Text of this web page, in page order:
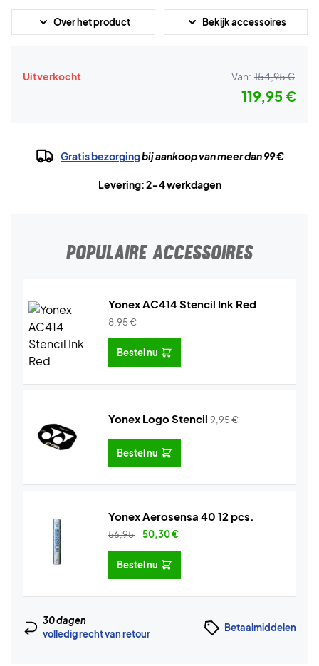
Over het product Bekijk accessoires
Uitverkocht Van: 154,95 €
119,95 €
Gratis bezorgingbij aankoop van meer dan 99 €
Levering: 2-4 werkdagen
POPULAIRE ACCESSOIRES
Yonex AC414 Stencil Ink Red
8,95€
Bestel nu
Yonex Logo Stencil 9,95€
Bestel nu
Yonex Aerosensa 40 12 pcs.
56,95 50,30€
Bestel nu
30 dagen
volledig recht van retour
Betaalmiddelen